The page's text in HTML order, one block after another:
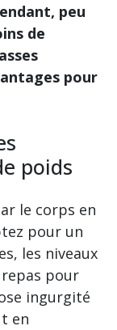
peu
de
pour
poids
le corps en
pour un
les niveaux
pour
ingurgité
en